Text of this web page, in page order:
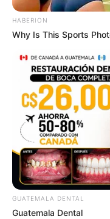
16 ต.ค. 2019
รู้ที่มาที่ไปและความหมาย
27 ก.ย. 2019
HABERION
Why Is This Sports
GUATEMALA DENTAL
Guatemala Dental